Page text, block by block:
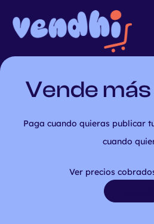
Vende
Paga cuando quieras publicar
cuando
Ver precios